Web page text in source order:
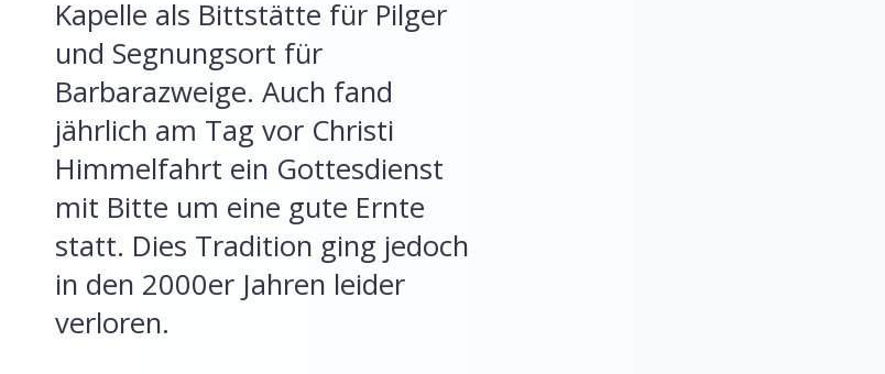
Kapelle als Bittstätte für Pilger
und Segnungsort für
Barbarazweige. Auch fand
jährlich am Tag vor Christi
Himmelfahrt ein Gottesdienst
mit Bitte um eine gute Ernte
statt. Dies Tradition ging jedoch
in den 2000er Jahren leider
verloren.